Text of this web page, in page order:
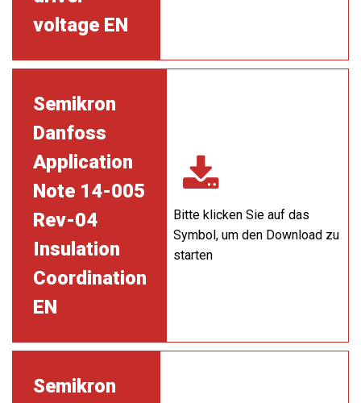
voltage EN
Semikron
Danfoss
Application
Note 14-005
Rev-04
Insulation
Coordination
EN
Bitte klicken Sie auf das
Symbol, um den Download zu
starten
Semikron